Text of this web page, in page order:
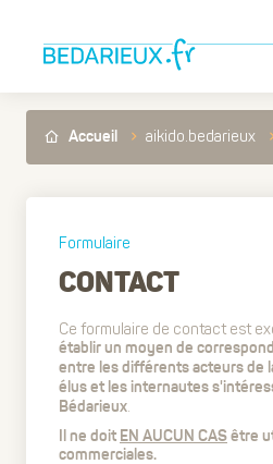
Accueil aikido.bedarieux
Formulaire
CONTACT
Ce formulaire de contact est
établir un moyen de
entre les différents acteurs de
élus et les internautes
Bédarieux.
Il ne doit EN AUCUN CAS être
commerciales.